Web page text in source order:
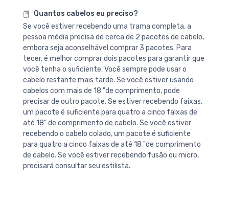
Quantos cabelos eu preciso?
Se você estiver recebendo uma trama completa, a
pessoa média precisa de cerca de 2 pacotes de cabelo,
embora seja aconselhável comprar 3 pacotes. Para
tecer, é melhor comprar dois pacotes para garantir que
você tenha o suficiente. Você sempre pode usar o
cabelo restante mais tarde. Se você estiver usando
cabelos com mais de 18 "de comprimento, pode
precisar de outro pacote. Se estiver recebendo faixas,
um pacote é suficiente para quatro a cinco faixas de
até 18" de comprimento de cabelo. Se você estiver
recebendo o cabelo colado, um pacote é suficiente
para quatro a cinco faixas de até 18 "de comprimento
de cabelo. Se você estiver recebendo fusão ou micro,
precisará consultar seu estilista.